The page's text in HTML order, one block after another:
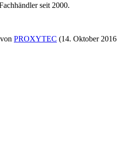
seit 2000.
PROXYTEC (14. Oktober 2016